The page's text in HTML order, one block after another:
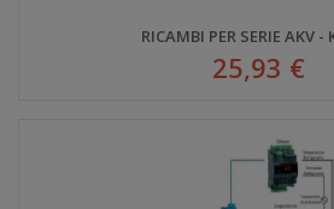
RICAMBI PER SERIE AKV -
25,93 €